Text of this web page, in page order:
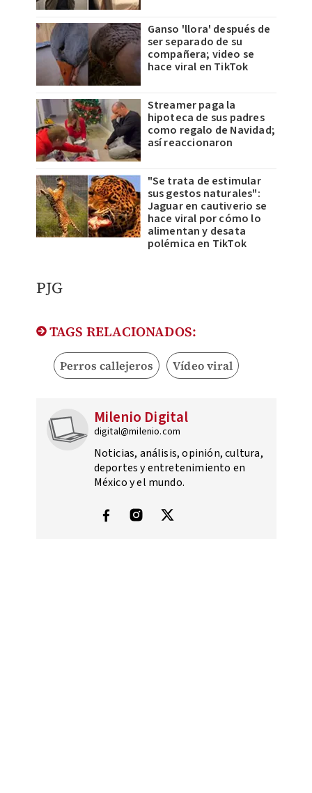
Ganso 'llora' después de
ser separado de su
compañera; video se
hace viral en TikTok
Streamer paga la
hipoteca de sus padres
como regalo de Navidad;
así reaccionaron
"Se trata de estimular
sus gestos naturales":
Jaguar en cautiverio se
hace viral por cómo lo
alimentan y desata
polémica en TikTok
PJG
TAGS RELACIONADOS:
Perros callejeros Vídeo viral
Milenio Digital
digital@milenio.com
Noticias, análisis, opinión, cultura,
deportes y entretenimiento en
México y el mundo.